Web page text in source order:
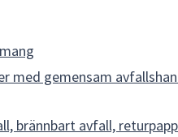
med gemensam
brännbart avfall,